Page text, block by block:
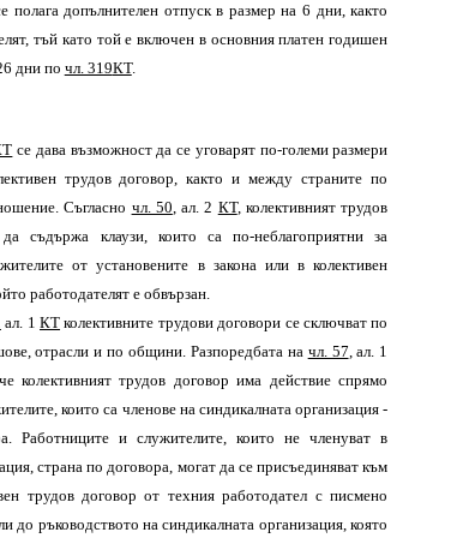
полага допълнителен отпуск в размер на 6 дни, както
тъй като той е включен в основния платен годишен
дни по чл. 319КТ.
се дава възможност да се уговарят по-големи размери
трудов договор, както и между страните по
Съгласно чл. 50, ал. 2 КТ, колективният трудов
съдържа клаузи, които са по-неблагоприятни за
от установените в закона или в колективен
работодателят е обвързан.
ал. 1КТ колективните трудови договори се сключват по
отрасли и по общини. Разпоредбата на чл. 57, ал. 1
колективният трудов договор има действие спрямо
които са членове на синдикалната организация -
Работниците и служителите, които не членуват в
страна по договора, могат да се присъединяват към
трудов договор от техния работодател с писмено
до ръководството на синдикалната организация, която